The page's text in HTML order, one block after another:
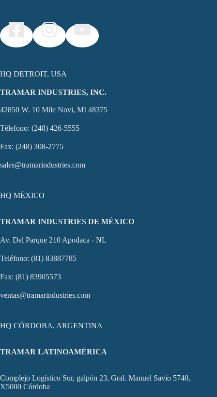
HQ DETROIT, USA
TRAMAR INDUSTRIES, INC.
42850 W. 10 Mile Novi, MI 48375
Télefono: (248) 426-5555
Fax: (248) 308-2775
sales@tramarindustries.com
HQ MÉXICO
TRAMAR INDUSTRIES DE MÉXICO
Av. Del Parque 210 Apodaca - NL
Teléfono: (81) 83887785
Fax: (81) 83905573
ventas@tramarindustries.com
HQ CÓRDOBA, ARGENTINA
TRAMAR LATINOAMÉRICA
Complejo Logístico Sur, galpón 23, Gral. Manuel Savio 5740,
X5000 Córdoba